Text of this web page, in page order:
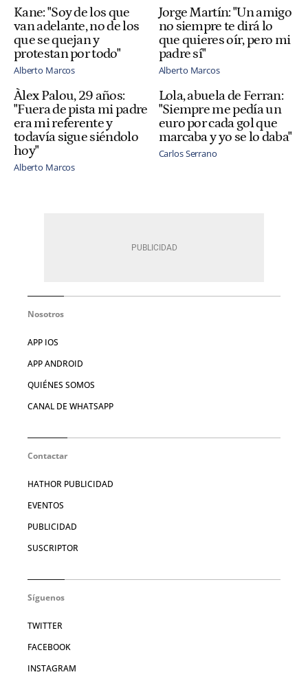
Kane: "Soy de los que
van adelante, no de los
que se quejan y
protestan por todo"
Alberto Marcos
Jorge Martín: "Un amigo
no siempre te dirá lo
que quieres oír, pero mi
padre sí"
Alberto Marcos
Àlex Palou, 29 años:
"Fuera de pista mi padre
era mi referente y
todavía sigue siéndolo
hoy"
Alberto Marcos
Lola, abuela de Ferran:
"Siempre me pedía un
euro por cada gol que
marcaba y yo se lo daba"
Carlos Serrano
Nosotros
APP IOS
APP ANDROID
QUIÉNES SOMOS
CANAL DE WHATSAPP
Contactar
HATHOR PUBLICIDAD
EVENTOS
PUBLICIDAD
SUSCRIPTOR
Síguenos
TWITTER
FACEBOOK
INSTAGRAM